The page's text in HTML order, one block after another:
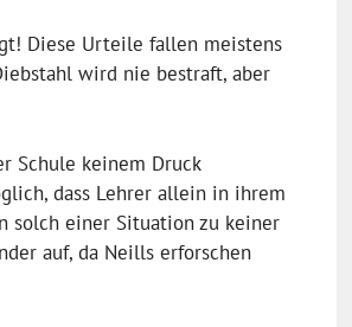
Diese Urteile fallen meistens
wird nie bestraft, aber
Schule keinem Druck
dass Lehrer allein in ihrem
solch einer Situation zu keiner
auf, da Neills erforschen